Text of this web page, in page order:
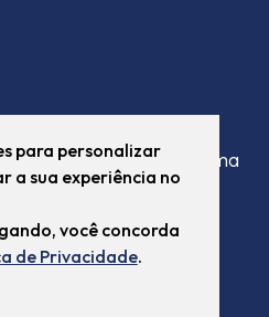
do Sul/RS, a Rastro é uma
em rastreamento e
com capacidade de
e empresas.
para personalizar
a sua experiência no
você concorda
de Privacidade.